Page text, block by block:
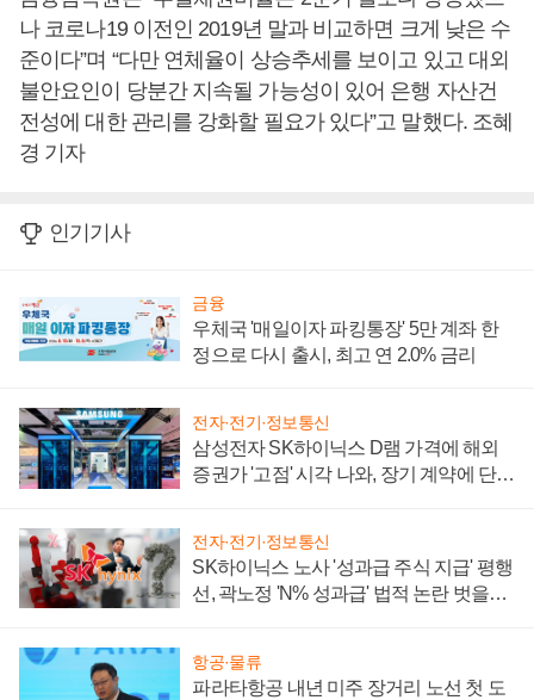
나 코로나19 이전인 2019년 말과 비교하면 크게 낮은 수
준이다”며 “다만 연체율이 상승추세를 보이고 있고 대외
불안요인이 당분간 지속될 가능성이 있어 은행 자산건
전성에 대한 관리를 강화할 필요가 있다”고 말했다. 조혜
경 기자
인기기사
금융
우체국 '매일이자 파킹통장' 5만 계좌 한
정으로 다시 출시, 최고 연 2.0% 금리
전자·전기·정보통신
삼성전자 SK하이닉스 D램 가격에 해외
증권가 '고점' 시각 나와, 장기 계약에 단점
전자·전기·정보통신
SK하이닉스 노사 '성과급 주식 지급' 평행
선, 곽노정 'N% 성과급' 법적 논란 벗을지
항공·물류
파라타항공 내년 미주 장거리 노선 첫 도